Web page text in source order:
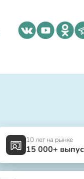
10 лет на рынке
15 000+